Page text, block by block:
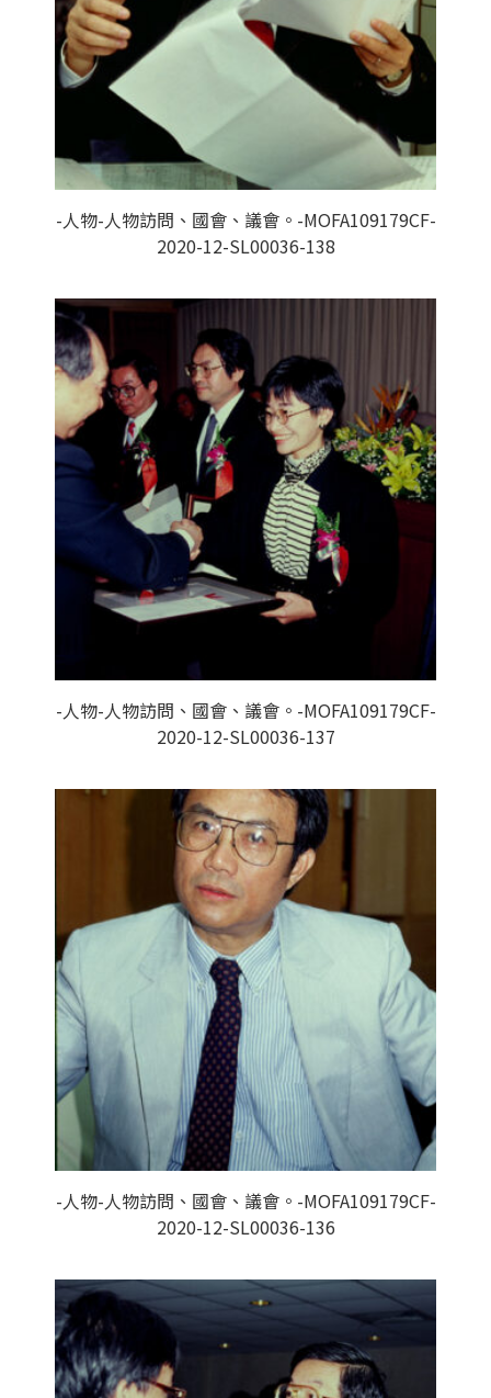
-人物-人物訪問、國會、議會。-MOFA109179CF-
2020-12-SL00036-138
-人物-人物訪問、國會、議會。-MOFA109179CF-
2020-12-SL00036-137
-人物-人物訪問、國會、議會。-MOFA109179CF-
2020-12-SL00036-136